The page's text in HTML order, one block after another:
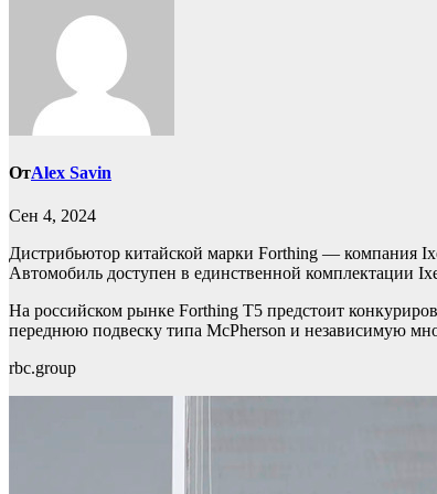
ОтAlex Savin
Сен 4, 2024
Дистрибьютор китайской марки Forthing — компания
Автомобиль доступен в единственной комплектации
На российском рынке Forthing T5 предстоит
переднюю подвеску типа McPherson и независимую
rbc.group